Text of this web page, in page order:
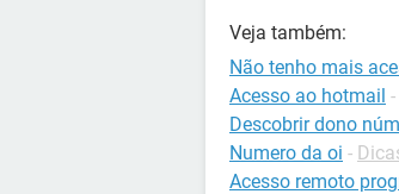
Veja também:
Não tenho mais
Acesso ao hotmail -
Descobrir dono
Numero da oi -
Acesso remoto